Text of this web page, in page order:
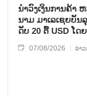
ນຳ​ວົງ​ເງິນ​ການ​ຄ້າ
ນາມ ມາ​ເລ​ເຊຍ​ບັນ​
ດັບ 20 ຕື້ USD ໂດ
07/08/2026 ຂ່າ